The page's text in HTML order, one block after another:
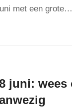
met een grote…
juni: wees